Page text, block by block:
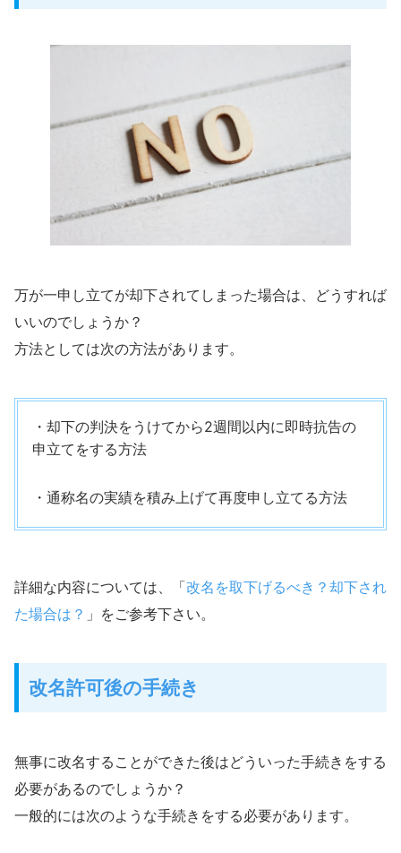
万が一申し立てが却下されてしまった場合は、どうすれば
いいのでしょうか？
方法としては次の方法があります。
・却下の判決をうけてから2週間以内に即時抗告の
申立てをする方法
・通称名の実績を積み上げて再度申し立てる方法
詳細な内容については、「改名を取下げるべき？却下され
た場合は？ 」をご参考下さい。
改名許可後の手続き
無事に改名することができた後はどういった手続きをする
必要があるのでしょうか？
一般的には次のような手続きをする必要があります。